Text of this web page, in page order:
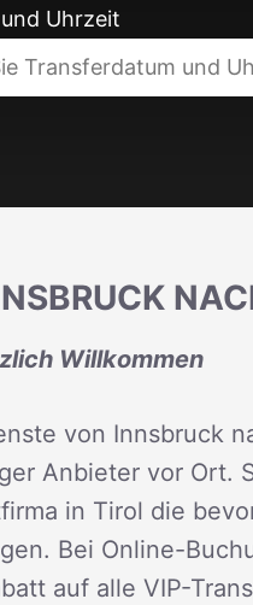
Uhrzeit
Willkommen
von Innsbruck
Anbieter vor Ort.
in Tirol die
Bei Online-
auf alle VIP-